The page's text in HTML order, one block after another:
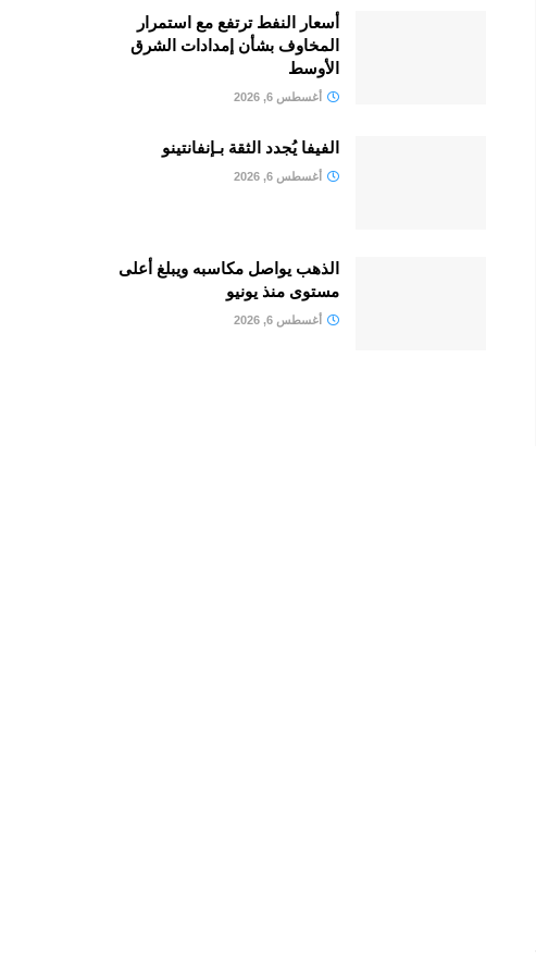
أسعار النفط ترتفع مع استمرار
المخاوف بشأن إمدادات الشرق
الأوسط
أغسطس 6, 2026
الفيفا يُجدد الثقة بـإنفانتينو
أغسطس 6, 2026
الذهب يواصل مكاسبه ويبلغ أعلى
مستوى منذ يونيو
أغسطس 6, 2026